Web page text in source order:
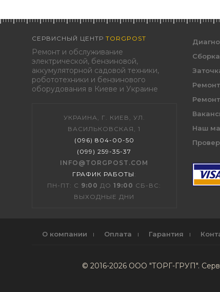
СЕРВИСНЫЙ ЦЕНТР TORGPOST
Ремонт и обслуживание
электрической, бензиновой,
аккумуляторной садовой техники,
робототехники и бензинового
оборудования в Киеве и Украине
УКРАИНА, Г. КИЕВ, УЛ.
ВАСИЛЬКОВСКАЯ, 1
(096) 804-00-50
(099) 259-35-37
INFO@TORGPOST.COM
ГРАФИК РАБОТЫ :
ПН-ПТ: С 9:00 ДО19:00 СБ-ВС:
ВЫХОДНЫЕ ДНИ
Наш
О компании Оплата Гарантия
© 2016-2026 ООО "ТОРГ-ГРУП".